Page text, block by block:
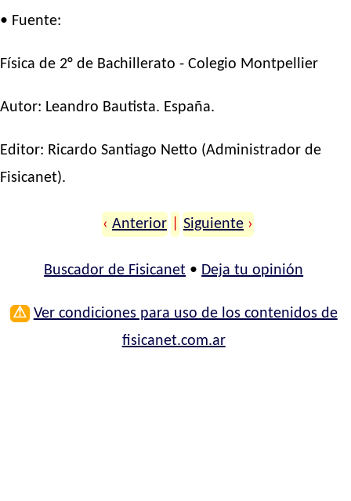
• Fuente:
Física de 2° de Bachillerato - Colegio Montpellier
Autor: Leandro Bautista. España.
Editor: Ricardo Santiago Netto (Administrador de
Fisicanet).
‹ Anterior Siguiente ›
Buscador de Fisicanet • Deja tu opinión
⚠ Ver condiciones para uso de los contenidos de
fisicanet.com.ar